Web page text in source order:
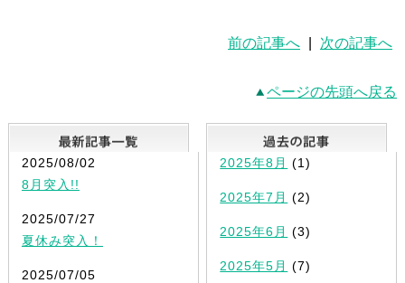
前の記事へ 次の記事へ
ページの先頭へ戻る
最新記事一覧
2025/08/02
8月突入!!
2025/07/27
夏休み突入！
2025/07/05
2025年8月 (1)
2025年7月 (2)
2025年6月 (3)
2025年5月 (7)